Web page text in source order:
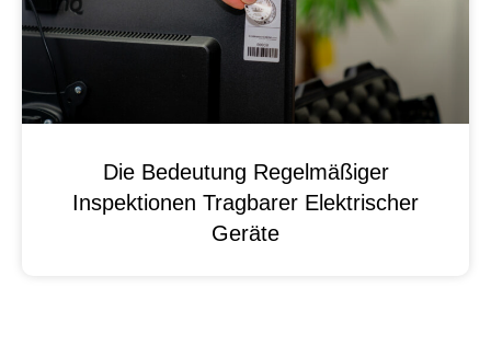
Die Bedeutung Regelmäßiger
Inspektionen Tragbarer Elektrischer
Geräte